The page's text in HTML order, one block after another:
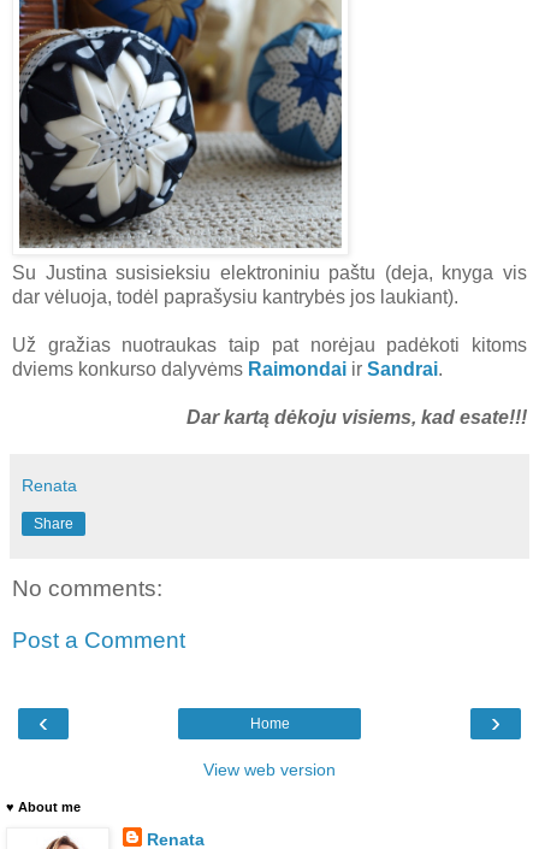
Su Justina susisieksiu elektroniniu paštu (deja, knyga vis
dar vėluoja, todėl paprašysiu kantrybės jos laukiant).
Už gražias nuotraukas taip pat norėjau padėkoti kitoms
dviems konkurso dalyvėms Raimondai ir Sandrai.
Dar kartą dėkoju visiems, kad esate!!!
Renata
Share
No comments:
Post a Comment
‹ ›
Home
View web version
♥ About me
Renata